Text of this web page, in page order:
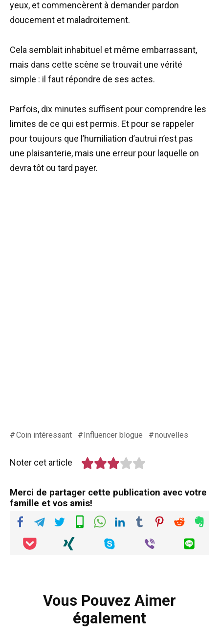
yeux, et commencèrent à demander pardon
doucement et maladroitement.
Cela semblait inhabituel et même embarrassant,
mais dans cette scène se trouvait une vérité
simple : il faut répondre de ses actes.
Parfois, dix minutes suffisent pour comprendre les
limites de ce qui est permis. Et pour se rappeler
pour toujours que l’humiliation d’autrui n’est pas
une plaisanterie, mais une erreur pour laquelle on
devra tôt ou tard payer.
Coin intéressant Influencer blogue nouvelles
Noter cet article
Merci de partager cette publication avec votre
famille et vos amis!
Vous Pouvez Aimer
également